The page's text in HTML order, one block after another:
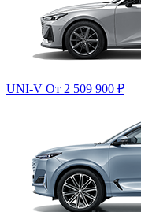
UNI-V От 2 509 900 ₽